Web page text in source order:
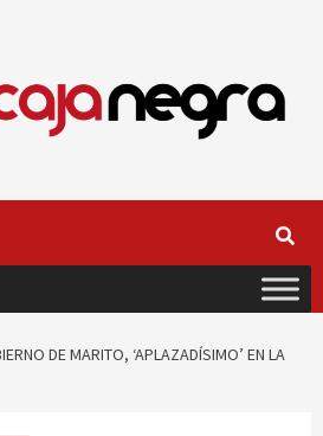
DE MARITO, ‘APLAZADÍSIMO’ EN LA